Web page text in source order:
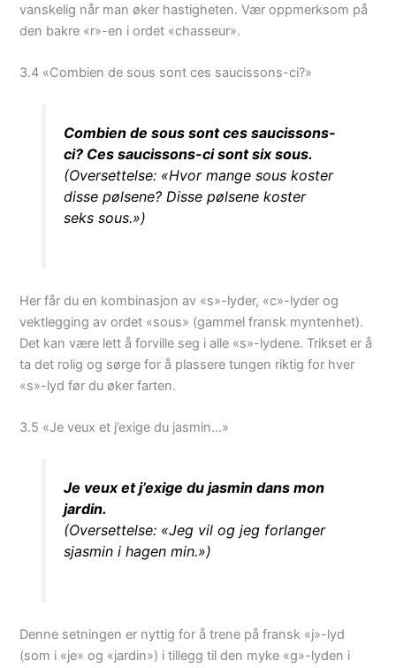
vanskelig når man øker hastigheten. Vær oppmerksom på
den bakre «r»-en i ordet «chasseur».
3.4 «Combien de sous sont ces saucissons-ci?»
Combien de sous sont ces saucissons-
ci? Ces saucissons-ci sont six sous.
(Oversettelse: «Hvor mange sous koster
disse pølsene? Disse pølsene koster
seks sous.»)
Her får du en kombinasjon av «s»-lyder, «c»-lyder og
vektlegging av ordet «sous» (gammel fransk myntenhet).
Det kan være lett å forville seg i alle «s»-lydene. Trikset er å
ta det rolig og sørge for å plassere tungen riktig for hver
«s»-lyd før du øker farten.
3.5 «Je veux et j’exige du jasmin…»
Je veux et j’exige du jasmin dans mon
jardin.
(Oversettelse: «Jeg vil og jeg forlanger
sjasmin i hagen min.»)
Denne setningen er nyttig for å trene på fransk «j»-lyd
(som i «je» og «jardin») i tillegg til den myke «g»-lyden i